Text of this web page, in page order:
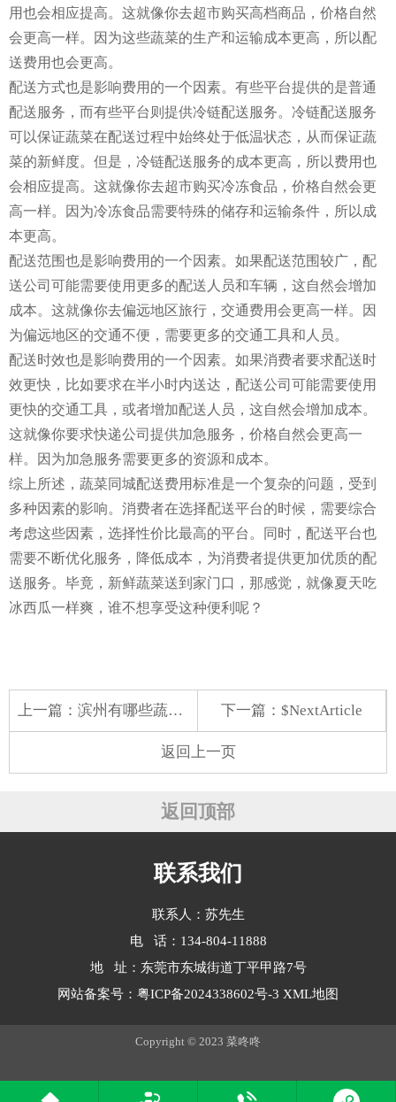
用也会相应提高。这就像你去超市购买高档商品，价格自然
会更高一样。因为这些蔬菜的生产和运输成本更高，所以配
送费用也会更高。
配送方式也是影响费用的一个因素。有些平台提供的是普通
配送服务，而有些平台则提供冷链配送服务。冷链配送服务
可以保证蔬菜在配送过程中始终处于低温状态，从而保证蔬
菜的新鲜度。但是，冷链配送服务的成本更高，所以费用也
会相应提高。这就像你去超市购买冷冻食品，价格自然会更
高一样。因为冷冻食品需要特殊的储存和运输条件，所以成
本更高。
配送范围也是影响费用的一个因素。如果配送范围较广，配
送公司可能需要使用更多的配送人员和车辆，这自然会增加
成本。这就像你去偏远地区旅行，交通费用会更高一样。因
为偏远地区的交通不便，需要更多的交通工具和人员。
配送时效也是影响费用的一个因素。如果消费者要求配送时
效更快，比如要求在半小时内送达，配送公司可能需要使用
更快的交通工具，或者增加配送人员，这自然会增加成本。
这就像你要求快递公司提供加急服务，价格自然会更高一
样。因为加急服务需要更多的资源和成本。
综上所述，蔬菜同城配送费用标准是一个复杂的问题，受到
多种因素的影响。消费者在选择配送平台的时候，需要综合
考虑这些因素，选择性价比最高的平台。同时，配送平台也
需要不断优化服务，降低成本，为消费者提供更加优质的配
送服务。毕竟，新鲜蔬菜送到家门口，那感觉，就像夏天吃
冰西瓜一样爽，谁不想享受这种便利呢？
上一篇： 滨州有哪些蔬菜配送服务 下一篇：$NextArticle
返回上一页
返回顶部
联系我们
联系人：苏先生
电 话：134-804-11888
地 址：东莞市东城街道丁平甲路7号
网站备案号： 粤ICP备2024338602号-3 XML地图
Copyright © 2023 菜咚咚